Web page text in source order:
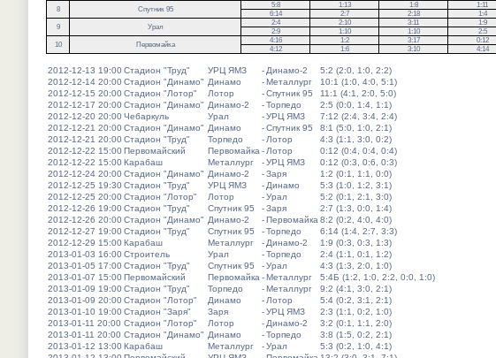
8
Спутник 95
5:8 1:13 1:8 1:11
6:14 2:7 2:18 1:4
9
Урал
2:4 2:10 3:11 1:9
2:9 1:10 1:10 2:5
10
Первомайка
4:16 1:2 3:17 0:12
4:12 1:6 3:10 4:14
2012-12-13 19:00Стадион "Труд" УРЦ ЯМЗ - Динамо-2
5:2 (2:0, 1:0, 2:2)
2012-12-14 20:00Стадион "Динамо" Динамо -Металлург
10:1 (1:0, 4:0, 5:1)
2012-12-15 20:00Стадион "Лотор" Лотор -Спутник 95
11:1 (4:1, 2:0, 5:0)
2012-12-17 20:00Стадион "Динамо" Динамо-2 -Торпедо
2:5 (0:0, 1:4, 1:1)
2012-12-20 20:00Чебаркуль Урал -УРЦ ЯМЗ
7:12 (2:4, 3:4, 2:4)
2012-12-21 20:00Стадион "Динамо" Динамо -Спутник 95
8:1 (5:0, 1:0, 2:1)
2012-12-21 20:00Стадион "Труд" Торпедо - Лотор
4:3 (1:1, 3:0, 0:2)
2012-12-22 15:00Первомайский Первомайка - Лотор
0:12 (0:4, 0:4, 0:4)
2012-12-22 15:00Карабаш Металлург -УРЦ ЯМЗ
0:12 (0:3, 0:6, 0:3)
2012-12-24 20:00Стадион "Динамо" Динамо-2 -Заря
1:2 (0:1, 1:1, 0:0)
2012-12-25 19:30Стадион "Труд" УРЦ ЯМЗ - Динамо
5:3 (1:0, 1:2, 3:1)
2012-12-25 20:00Стадион "Лотор" Лотор -Урал
5:2 (0:1, 2:1, 3:0)
2012-12-26 19:00Стадион "Труд" Спутник 95 -Заря
2:7 (1:3, 0:0, 1:4)
2012-12-26 20:00Стадион "Динамо" Динамо-2 -Первомайка 8:2 (0:2, 4:0, 4:0)
2012-12-27 19:00Стадион "Труд" Спутник 95 -Торпедо
6:14 (1:4, 2:7, 3:3)
2012-12-29 15:00Карабаш Металлург - Динамо-2
1:9 (0:3, 0:3, 1:3)
2013-01-03 16:00Строитель Урал -Торпедо
2:4 (1:1, 0:1, 1:2)
2013-01-05 17:00Стадион "Труд" Спутник 95 -Урал
4:3 (1:3, 2:0, 1:0)
2013-01-07 15:00Первомайский Первомайка -Металлург
5:4Б (1:2, 1:0, 2:2, 0:0, 1:0)
2013-01-09 19:00Стадион "Труд" Торпедо -Металлург
9:2 (4:1, 3:0, 2:1)
2013-01-09 20:00Стадион "Лотор" Динамо - Лотор
5:4 (0:2, 3:1, 2:1)
2013-01-10 19:00Стадион "Заря" Заря -УРЦ ЯМЗ
2:3 (1:1, 0:2, 1:0)
2013-01-11 20:00 Стадион "Лотор" Лотор - Динамо-2
3:2 (0:1, 1:1, 2:0)
2013-01-11 20:00 Стадион "Динамо" Динамо -Торпедо
3:8 (1:5, 0:2, 2:1)
2013-01-12 13:00Карабаш Металлург -Урал
5:3 (0:2, 1:0, 4:1)